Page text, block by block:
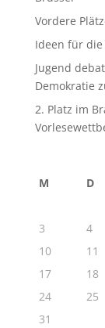
Vordere
Ideen für
Jugend
Demokratie
2. Platz im
M D
3
4
10
11
17
18
24
25
31